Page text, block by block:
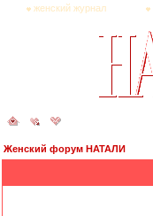
женский журнал
Женский форум НАТАЛИ